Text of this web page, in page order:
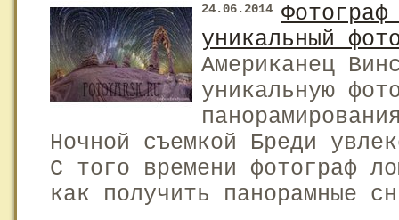
24.06.2014
уникальный
Американец
уникальную
Ночной съемкой Бреди
С того времени фотограф
как получить панорамные